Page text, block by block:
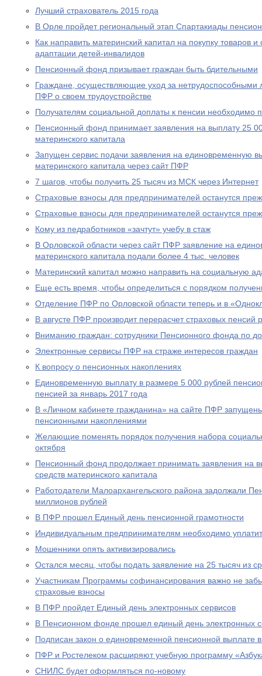
Лучший страхователь 2015 года
В Орле пройдет региональный этап Спартакиады
Как направить материнский капитал на покупку товаров
адаптации детей-инвалидов
Пенсионный фонд призывает граждан быть бдительными
Граждане, осуществляющие уход за
ПФР о своем трудоустройстве
Получателям социальной доплаты к пенсии необходимо
Пенсионный фонд принимает заявления на выплату 25
материнского капитала
Запущен сервис подачи заявления на единовременную
материнского капитала через сайт ПФР
7 шагов, чтобы получить 25 тысяч из МСК через Интернет
Страховые взносы для предпринимателей останутся
Страховые взносы для предпринимателей останутся
Кому из педработников «зачтут» учебу в стаж
В Орловской области через сайт ПФР заявление на
материнского капитала подали более 4 тыс. человек
Материнский капитал можно направить на социальную
Еще есть время, чтобы определиться с порядком
Отделение ПФР по Орловской области теперь и в
В августе ПФР производит перерасчет страховых
Вниманию граждан: сотрудники Пенсионного фонда по
Электронные сервисы ПФР на страже интересов граждан
К вопросу о пенсионных накоплениях
Единовременную выплату в размере 5 000 рублей
пенсией за январь 2017 года
В «Личном кабинете гражданина» на сайте ПФР
пенсионными накоплениями
Желающие поменять порядок получения набора
октября
Пенсионный фонд продолжает принимать заявления на
средств материнского капитала
Работодатели Малоархангельского района задолжали
миллионов рублей
В ПФР прошел Единый день пенсионной грамотности
Индивидуальным предпринимателям необходимо
Мошенники опять активизировались
Остался месяц, чтобы подать заявление на 25 тысяч из
Участникам Программы софинансирования важно не
страховые взносы
В ПФР пройдет Единый день электронных сервисов
В Пенсионном фонде прошел единый день электронных
Подписан закон о единовременной пенсионной выплате
ПФР и Ростелеком расширяют учебную программу
СНИЛС будет оформляться по-новому